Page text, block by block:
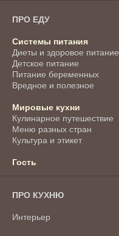
ПРО ЕДУ
Системы питания
Диеты и здоровое питание
Детское питание
Питание беременных
Вредное и полезное
Мировые кухни
Кулинарное путешествие
Меню разных стран
Культура и этикет
Гость
ПРО КУХНЮ
Интерьер